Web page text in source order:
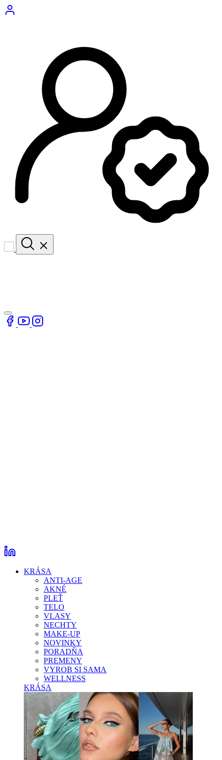
KRÁSA
ANTI-AGE
AKNÉ
PLEŤ
TELO
VLASY
NECHTY
MAKE-UP
NOVINKY
PORADŇA
PREMENY
VYROB SI SAMA
WELLNESS
KRÁSA